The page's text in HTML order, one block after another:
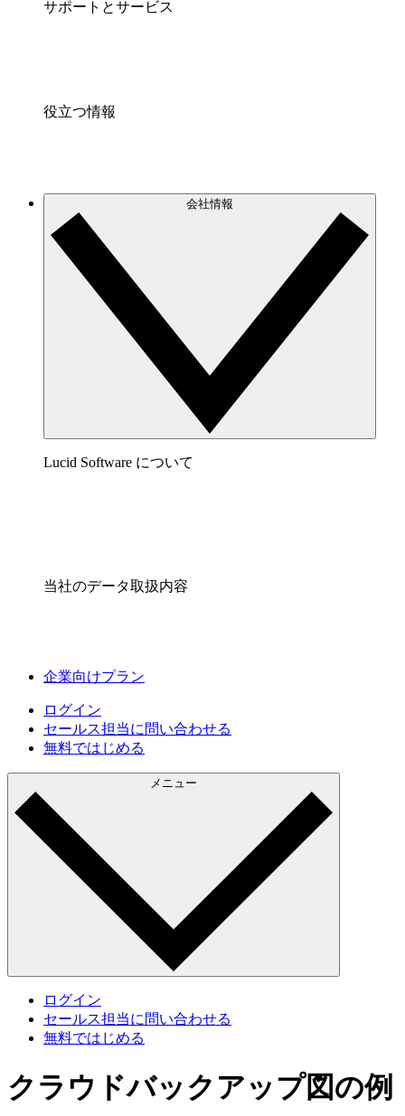
サポートとサービス
役立つ情報
会社情報
Lucid Software について
当社のデータ取扱内容
企業向けプラン
ログイン
セールス担当に問い合わせる
無料ではじめる
メニュー
ログイン
セールス担当に問い合わせる
無料ではじめる
クラウドバックアップ図の例